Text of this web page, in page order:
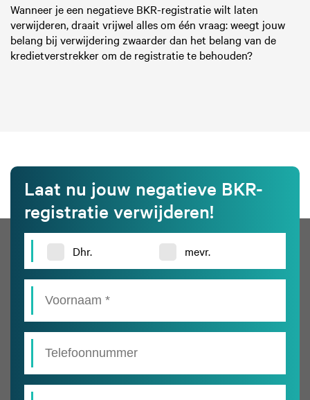
Wanneer je een negatieve BKR-registratie wilt laten
verwijderen, draait vrijwel alles om één vraag: weegt jouw
belang bij verwijdering zwaarder dan het belang van de
kredietverstrekker om de registratie te behouden?
Laat nu jouw negatieve BKR-
registratie verwijderen!
Dhr. mevr.